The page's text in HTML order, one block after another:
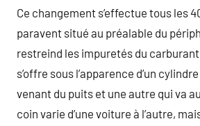
Ce changement s’effectue tous les
paravent situé au préalable du
restreind les impuretés du
s’offre sous l’apparence d’un
venant du puits et une autre qui va
coin varie d’une voiture à l’autre,